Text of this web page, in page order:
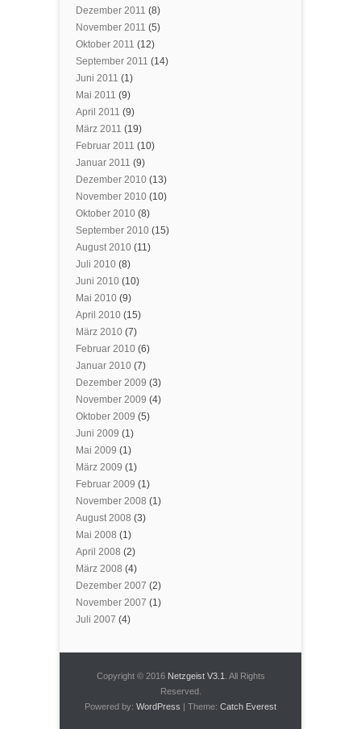
Dezember 2011 (8)
November 2011 (5)
Oktober 2011 (12)
September 2011 (14)
Juni 2011 (1)
Mai 2011 (9)
April 2011 (9)
März 2011 (19)
Februar 2011 (10)
Januar 2011 (9)
Dezember 2010 (13)
November 2010 (10)
Oktober 2010 (8)
September 2010 (15)
August 2010 (11)
Juli 2010 (8)
Juni 2010 (10)
Mai 2010 (9)
April 2010 (15)
März 2010 (7)
Februar 2010 (6)
Januar 2010 (7)
Dezember 2009 (3)
November 2009 (4)
Oktober 2009 (5)
Juni 2009 (1)
Mai 2009 (1)
März 2009 (1)
Februar 2009 (1)
November 2008 (1)
August 2008 (3)
Mai 2008 (1)
April 2008 (2)
März 2008 (4)
Dezember 2007 (2)
November 2007 (1)
Juli 2007 (4)
Copyright © 2016 Netzgeist V3.1 . All Rights
Reserved.
Powered by: WordPress | Theme: Catch Everest